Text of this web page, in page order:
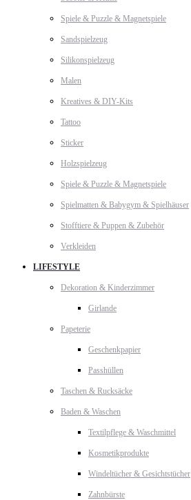
Spiele & Puzzle & Magnetspiele
Sandspielzeug
Silikonspielzeug
Malen
Kreatives & DIY-Kits
Tattoo
Sticker
Holzspielzeug
Spiele & Puzzle & Magnetspiele
Spielmatten & Babygym & Spielhäuser
Stofftiere & Puppen & Zubehör
Verkleiden
LIFESTYLE
Dekoration & Kinderzimmer
Girlande
Papeterie
Geschenkpapier
Passhüllen
Taschen & Rucksäcke
Baden & Waschen
Textilpflege & Waschmittel
Kosmetikprodukte
Windeltücher & Gesichtstücher
Zahnbürste